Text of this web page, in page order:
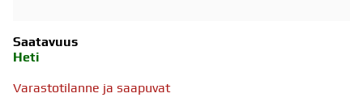
Saatavuus
Heti
Varastotilanne ja saapuvat